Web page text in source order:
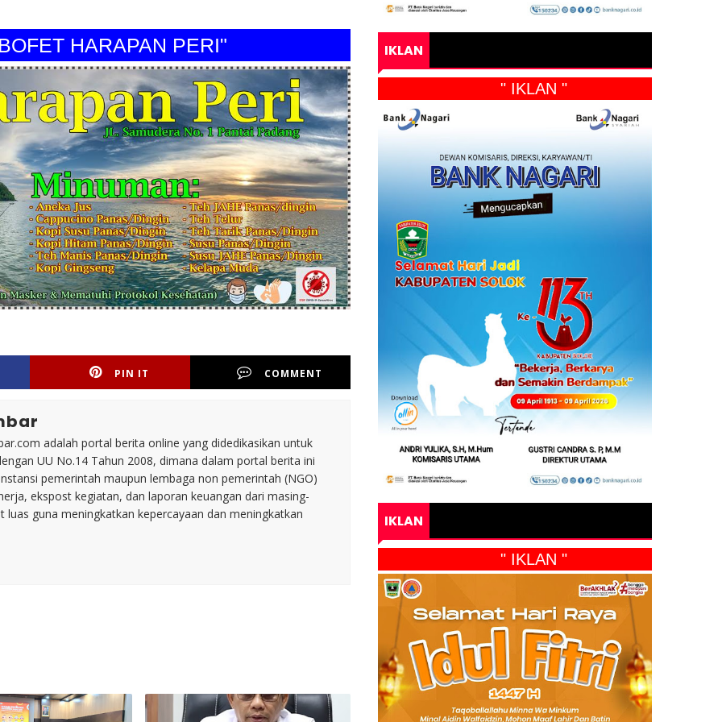
HARAPAN PERI"
PIN IT COMMENT
adalah portal berita online yang didedikasikan untuk
UU No.14 Tahun 2008, dimana dalam portal berita ini
pemerintah maupun lembaga non pemerintah (NGO)
ekspost kegiatan, dan laporan keuangan dari masing-
luas guna meningkatkan kepercayaan dan meningkatkan
IKLAN
" IKLAN "
IKLAN
" IKLAN "